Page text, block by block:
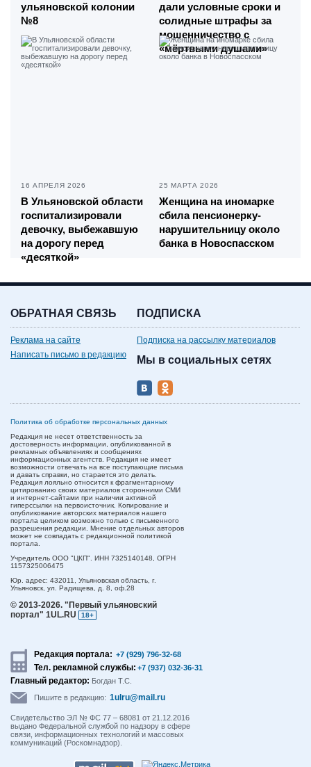
ульяновской колонии
№8
дали условные сроки и
солидные штрафы за
мошенничество с
«мёртвыми душами»
16 АПРЕЛЯ 2026
В Ульяновской области
госпитализировали
девочку, выбежавшую
на дорогу перед
«десяткой»
25 МАРТА 2026
Женщина на иномарке
сбила пенсионерку-
нарушительницу около
банка в Новоспасском
ОБРАТНАЯ СВЯЗЬ
Реклама на сайте
Написать письмо в редакцию
ПОДПИСКА
Подписка на рассылку материалов
Мы в социальных сетях
Политика об обработке персональных данных
Редакция не несет ответственность за
достоверность информации, опубликованной в
рекламных объявлениях и сообщениях
информационных агентств. Редакция не имеет
возможности отвечать на все поступающие письма
и давать справки, но старается это делать.
Редакция лояльно относится к фрагментарному
цитированию своих материалов сторонними СМИ
и интернет-сайтами при наличии активной
гиперссылки на первоисточник. Копирование и
опубликование авторских материалов нашего
портала целиком возможно только с письменного
разрешения редакции. Мнение отдельных авторов
может не совпадать с редакционной политикой
портала.
Учредитель ООО "ЦКП". ИНН 7325140148, ОГРН
1157325006475
Юр. адрес: 432011, Ульяновская область, г.
Ульяновск, ул. Радищева, д. 8, оф.28
© 2013-2026. "Первый ульяновский
портал" 1UL.RU
18+
Редакция портала: +7 (929) 796-32-68
Тел. рекламной службы: +7 (937) 032-36-31
Главный редактор: Богдан Т.С.
Пишите в редакцию: 1ulru@mail.ru
Свидетельство ЭЛ № ФС 77 – 68081 от 21.12.2016
выдано Федеральной службой по надзору в сфере
связи, информационных технологий и массовых
коммуникаций (Роскомнадзор).